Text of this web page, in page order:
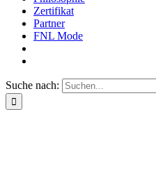
Zertifikat
Partner
FNL Mode
Suche nach: